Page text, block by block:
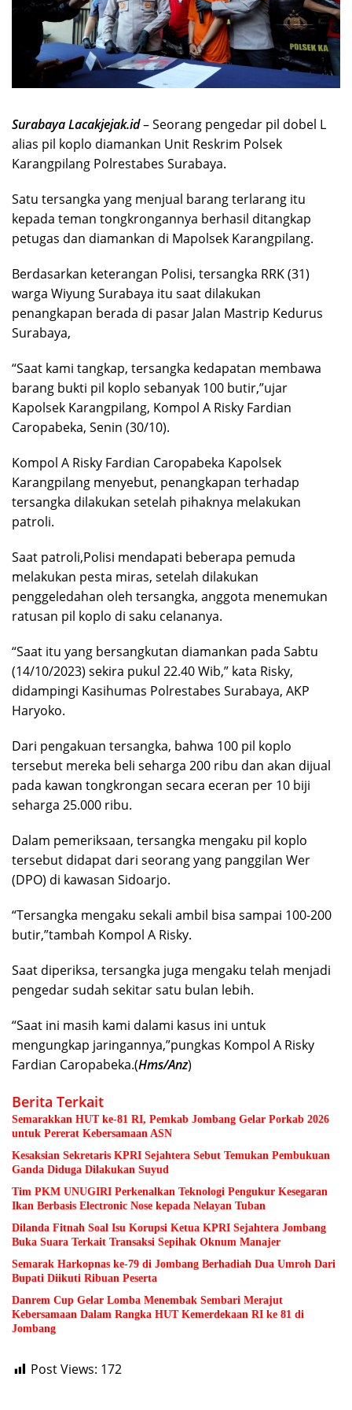
Surabaya Lacakjejak.id– Seorang pengedar pil dobel L
alias pil koplo diamankan Unit Reskrim Polsek
Karangpilang Polrestabes Surabaya.
Satu tersangka yang menjual barang terlarang itu
kepada teman tongkrongannya berhasil ditangkap
petugas dan diamankan di Mapolsek Karangpilang.
Berdasarkan keterangan Polisi, tersangka RRK (31)
warga Wiyung Surabaya itu saat dilakukan
penangkapan berada di pasar Jalan Mastrip Kedurus
Surabaya,
“Saat kami tangkap, tersangka kedapatan membawa
barang bukti pil koplo sebanyak 100 butir,”ujar
Kapolsek Karangpilang, Kompol A Risky Fardian
Caropabeka, Senin (30/10).
Kompol A Risky Fardian Caropabeka Kapolsek
Karangpilang menyebut, penangkapan terhadap
tersangka dilakukan setelah pihaknya melakukan
patroli.
Saat patroli,Polisi mendapati beberapa pemuda
melakukan pesta miras, setelah dilakukan
penggeledahan oleh tersangka, anggota menemukan
ratusan pil koplo di saku celananya.
“Saat itu yang bersangkutan diamankan pada Sabtu
(14/10/2023) sekira pukul 22.40 Wib,” kata Risky,
didampingi Kasihumas Polrestabes Surabaya, AKP
Haryoko.
Dari pengakuan tersangka, bahwa 100 pil koplo
tersebut mereka beli seharga 200 ribu dan akan dijual
pada kawan tongkrongan secara eceran per 10 biji
seharga 25.000 ribu.
Dalam pemeriksaan, tersangka mengaku pil koplo
tersebut didapat dari seorang yang panggilan Wer
(DPO) di kawasan Sidoarjo.
“Tersangka mengaku sekali ambil bisa sampai 100-200
butir,”tambah Kompol A Risky.
Saat diperiksa, tersangka juga mengaku telah menjadi
pengedar sudah sekitar satu bulan lebih.
“Saat ini masih kami dalami kasus ini untuk
mengungkap jaringannya,”pungkas Kompol A Risky
Fardian Caropabeka.(Hms/Anz)
Berita Terkait
Semarakkan HUT ke-81 RI, Pemkab Jombang Gelar Porkab 2026
untuk Pererat Kebersamaan ASN
Kesaksian Sekretaris KPRI Sejahtera Sebut Temukan Pembukuan
Ganda Diduga Dilakukan Suyud
Tim PKM UNUGIRI Perkenalkan Teknologi Pengukur Kesegaran
Ikan Berbasis Electronic Nose kepada Nelayan Tuban
Dilanda Fitnah Soal Isu Korupsi Ketua KPRI Sejahtera Jombang
Buka Suara Terkait Transaksi Sepihak Oknum Manajer
Semarak Harkopnas ke-79 di Jombang Berhadiah Dua Umroh Dari
Bupati Diikuti Ribuan Peserta
Danrem Cup Gelar Lomba Menembak Sembari Merajut
Kebersamaan Dalam Rangka HUT Kemerdekaan RI ke 81 di
Jombang
Post Views: 172